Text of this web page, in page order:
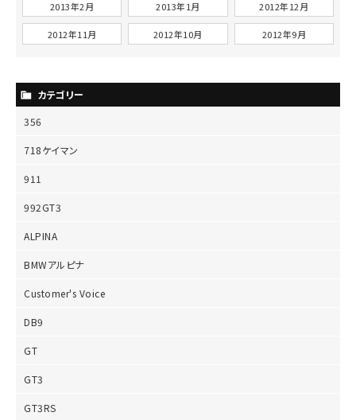
2013年2月 2013年1月 2012年12月
2012年11月 2012年10月 2012年9月
カテゴリー
356
718ケイマン
911
992GT3
ALPINA
BMWアルピナ
Customer's Voice
DB9
GT
GT3
GT3RS